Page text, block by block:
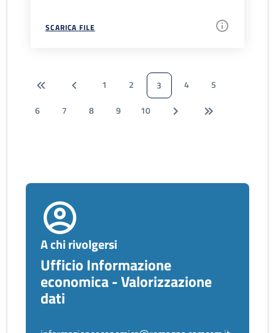
SCARICA FILE
1 2 3 4
5
6
7 8 9 10
A chi rivolgersi
Ufficio Informazione
economica - Valorizzazione
dati